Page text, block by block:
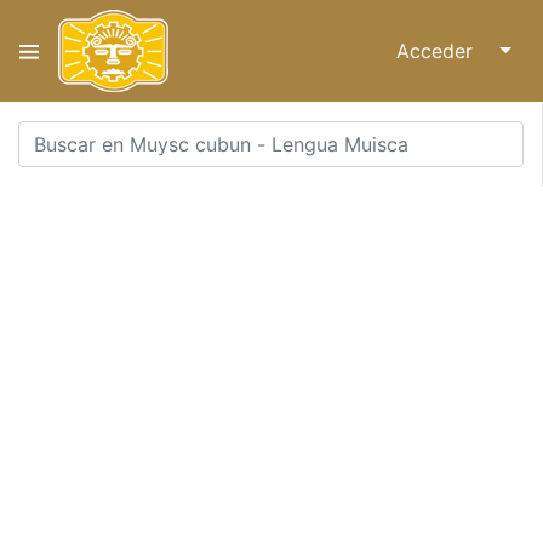
Acceder ↓